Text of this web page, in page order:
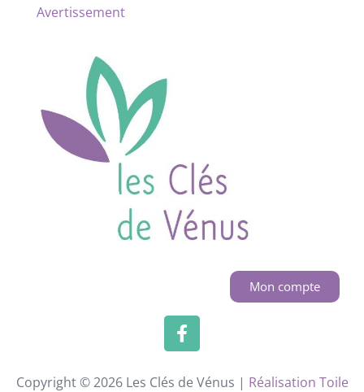
Avertissement
Mon compte
Copyright © 2026 Les Clés de Vénus | Réalisation Toile